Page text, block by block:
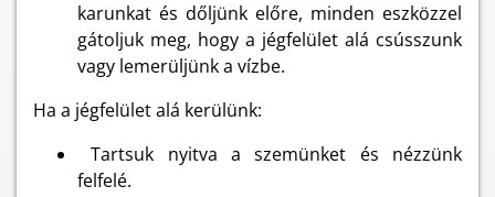
karunkat és dőljünk előre, minden eszközzel
gátoljuk meg, hogy a jégfelület alá csússzunk
vagy lemerüljünk a vízbe.
Ha a jégfelület alá kerülünk:
Tartsuk nyitva a szemünket és nézzünk
felfelé.